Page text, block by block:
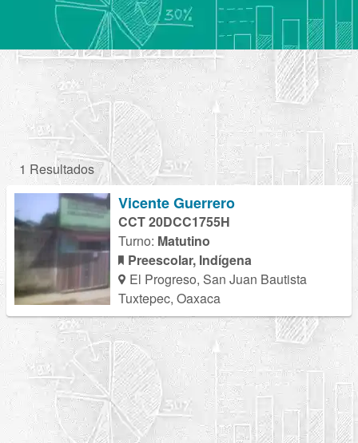
1 Resultados
Vicente Guerrero
CCT 20DCC1755H
Turno: Matutino
Preescolar, Indígena
El Progreso, San Juan Bautista
Tuxtepec, Oaxaca